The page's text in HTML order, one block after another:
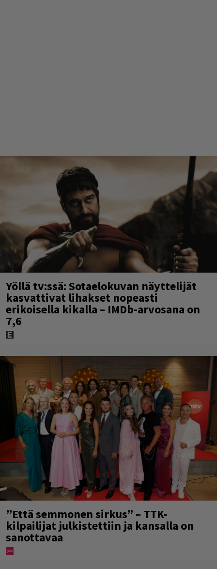
Yöllä tv:ssä: Sotaelokuvan näyttelijät
kasvattivat lihakset nopeasti
erikoisella kikalla – IMDb-arvosana on
7,6
”Että semmonen sirkus” – TTK-
kilpailijat julkistettiin ja kansalla on
sanottavaa